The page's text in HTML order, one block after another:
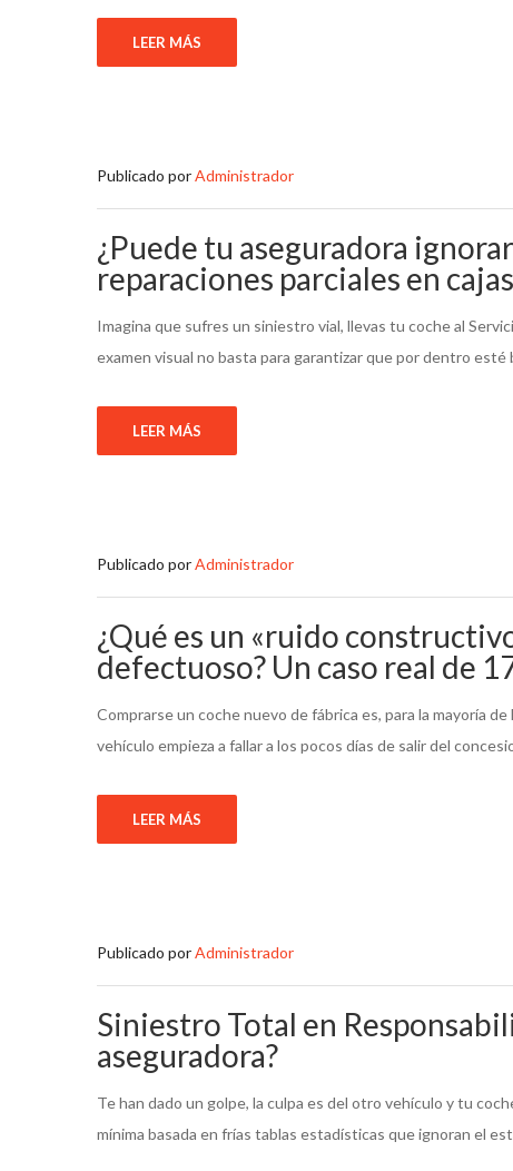
LEER MÁS
Publicado porAdministrador
¿Puede tu aseguradora
reparaciones parciales en
Imagina que sufres un siniestro vial, llevas tu coche al
examen visual no basta para garantizar que por dentro
LEER MÁS
Publicado porAdministrador
¿Qué es un «ruido
defectuoso? Un caso real de
Comprarse un coche nuevo de fábrica es, para la mayoría
vehículo empieza a fallar a los pocos días de salir del
LEER MÁS
Publicado porAdministrador
Siniestro Total en
aseguradora?
Te han dado un golpe, la culpa es del otro vehículo y tu
mínima basada en frías tablas estadísticas que ignoran el